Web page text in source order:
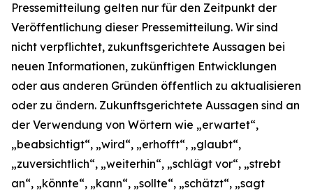
Pressemitteilung gelten nur für den Zeitpunkt der
Veröffentlichung dieser Pressemitteilung. Wir sind
nicht verpflichtet, zukunftsgerichtete Aussagen bei
neuen Informationen, zukünftigen Entwicklungen
oder aus anderen Gründen öffentlich zu aktualisieren
oder zu ändern. Zukunftsgerichtete Aussagen sind an
der Verwendung von Wörtern wie „erwartet“,
„beabsichtigt“, „wird“, „erhofft“, „glaubt“,
„zuversichtlich“, „weiterhin“, „schlägt vor“, „strebt
an“, „könnte“, „kann“, „sollte“, „schätzt“, „sagt